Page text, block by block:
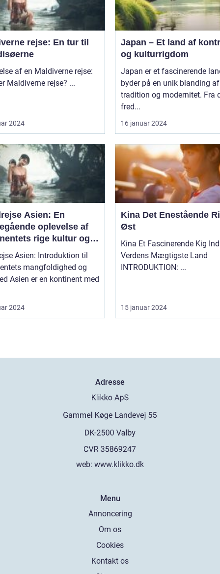
rejse: En tur til
af en Maldiverne rejse:
Hvad er Maldiverne rejse? ...
2024
Japan – Et land af
og kulturrigdom
Japan er et fascinerende
byder på en unik blanding af
tradition og modernitet. Fra
fred...
16 januar 2024
Asien: En
oplevelse af
rige kultur og
historie
Asien: Introduktion til
mangfoldighed og
med
2024
Kina Det Enestående Rige i
Øst
Kina Et Fascinerende Kig Ind i
Verdens Mægtigste Land
INTRODUKTION: ...
15 januar 2024
Adresse
web: www.klikko.dk
Menu
Annoncering
Om os
Cookies
Kontakt os